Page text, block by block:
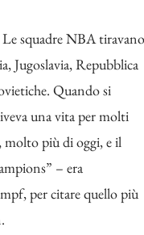
squadre NBA tiravano
Jugoslavia, Repubblica
Quando si
una vita per molti
molto più di oggi, e il
– era
per citare quello più